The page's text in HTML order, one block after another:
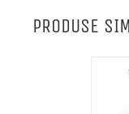
PRODUSE